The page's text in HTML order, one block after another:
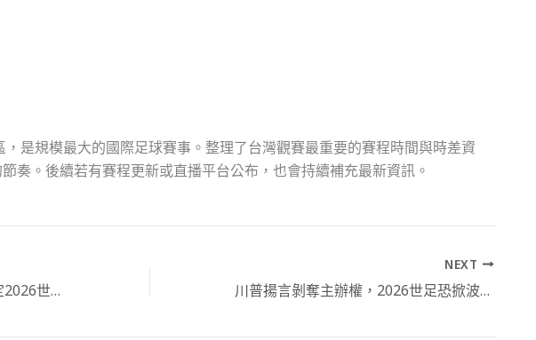
是規模最大的國際足球賽事。整理了台灣觀賽最重要的賽程時間與時差資
奏。後續若有賽程更新或直播平台公布，也會持續補充最新資訊。
葡萄牙大勝亞美尼亞，提前鎖定2026世界盃資格
NEXT
川普揚言剝奪主辦權，2026世足恐掀波瀾：民主黨城市面臨世界盃資格危機